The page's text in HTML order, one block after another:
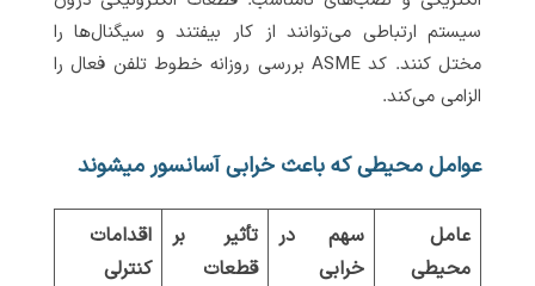
سیستم ارتباطی می‌توانند از کار بیفتند و سیگنال‌ها را
مختل کنند. کد ASME بررسی روزانه خطوط تلفن فعال را
الزامی می‌کند.
عوامل محیطی که باعث خرابی آسانسور میشوند
عامل
محیطی
سهم در
خرابی
تأثیر بر
قطعات
اقدامات
کنترلی